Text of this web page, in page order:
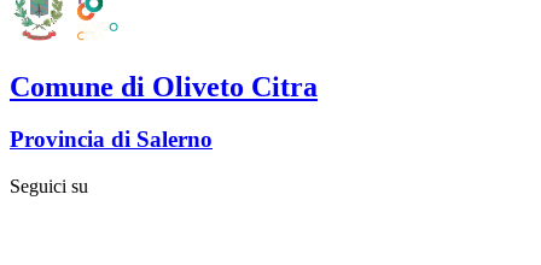
Comune di Oliveto Citra
Provincia di Salerno
Seguici su